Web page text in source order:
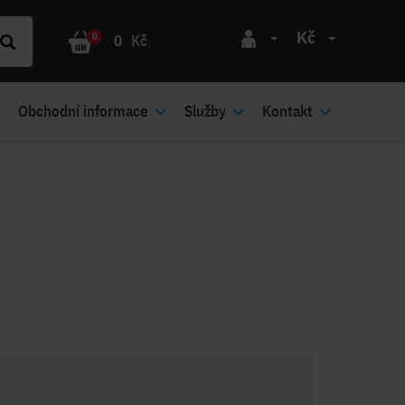
0 0 Kč Kč
Obchodní informace Služby Kontakt